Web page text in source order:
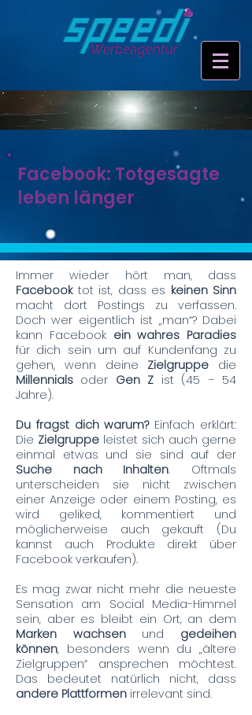
Facebook: Totgesagte
leben länger
Immer wieder hört man, dass
Facebook tot ist, dass es keinen Sinn
macht dort Postings zu verfassen.
Doch wer eigentlich ist „man“? Dabei
kann Facebook ein wahres Paradies
für dich sein um auf Kundenfang zu
gehen, wenn deine Zielgruppe die
Millennials oder Gen Z ist (45 – 54
Jahre).
Du fragst dich warum?Einfach erklärt:
Die Zielgruppe leistet sich auch gerne
einmal etwas und sie sind auf der
Suche nach Inhalten. Oftmals
unterscheiden sie nicht zwischen
einer Anzeige oder einem Posting, es
wird geliked, kommentiert und
möglicherweise auch gekauft (Du
kannst auch Produkte direkt über
Facebook verkaufen).
Es mag zwar nicht mehr die neueste
Sensation am Social Media-Himmel
sein, aber es bleibt ein Ort, an dem
Marken wachsenund gedeihen
können, besonders wenn du „ältere
Zielgruppen“ ansprechen möchtest.
Das bedeutet natürlich nicht, dass
andere Plattformen irrelevant sind.